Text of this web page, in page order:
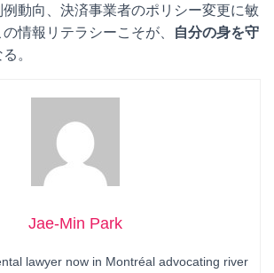
動向、決済事業者のポリシー変更に敏
情報リテラシーこそが、
自分の身を守
。
Jae-Min Park
lawyer now in Montréal advocating river